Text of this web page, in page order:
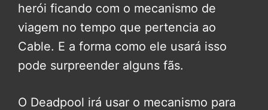
herói ficando com o mecanismo de
viagem no tempo que pertencia ao
Cable. E a forma como ele usará isso
pode surpreender alguns fãs.
O Deadpool irá usar o mecanismo para